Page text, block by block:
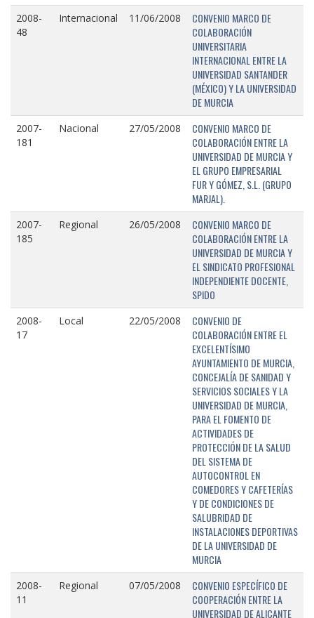
2008-
48
Internacional 11/06/2008
CONVENIO MARCO DE
COLABORACIÓN
UNIVERSITARIA
INTERNACIONAL ENTRE LA
UNIVERSIDAD SANTANDER
(MÉXICO) Y LA UNIVERSIDAD
DE MURCIA
2007-
181
Nacional 27/05/2008
CONVENIO MARCO DE
COLABORACIÓN ENTRE LA
UNIVERSIDAD DE MURCIA Y
EL GRUPO EMPRESARIAL
FUR Y GÓMEZ, S.L. (GRUPO
MARJAL).
2007-
185
Regional 26/05/2008
CONVENIO MARCO DE
COLABORACIÓN ENTRE LA
UNIVERSIDAD DE MURCIA Y
EL SINDICATO PROFESIONAL
INDEPENDIENTE DOCENTE,
SPIDO
2008-
17
Local 22/05/2008
CONVENIO DE
COLABORACIÓN ENTRE EL
EXCELENTÍSIMO
AYUNTAMIENTO DE MURCIA,
CONCEJALÍA DE SANIDAD Y
SERVICIOS SOCIALES Y LA
UNIVERSIDAD DE MURCIA,
PARA EL FOMENTO DE
ACTIVIDADES DE
PROTECCIÓN DE LA SALUD
DEL SISTEMA DE
AUTOCONTROL EN
COMEDORES Y CAFETERÍAS
Y DE CONDICIONES DE
SALUBRIDAD DE
INSTALACIONES DEPORTIVAS
DE LA UNIVERSIDAD DE
MURCIA
2008-
11
Regional 07/05/2008
CONVENIO ESPECÍFICO DE
COOPERACIÓN ENTRE LA
UNIVERSIDAD DE ALICANTE